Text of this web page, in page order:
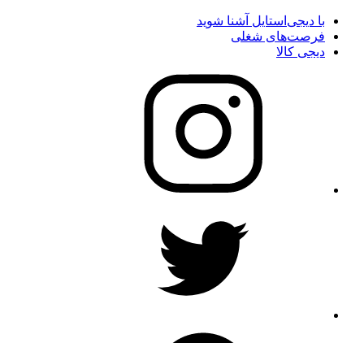
با دیجی‌استایل آشنا شوید
فرصت‌های شغلی
دیجی کالا